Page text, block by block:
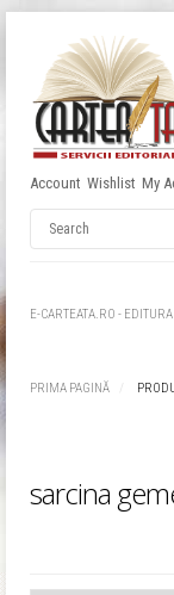
Account Wishlist My
E-CARTEATA.RO -
PRIMA PAGINĂ
sarcina